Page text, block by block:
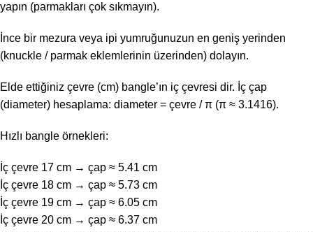
yapın (parmakları çok sıkmayın).
İnce bir mezura veya ipi yumruğunuzun en geniş yerinden
(knuckle / parmak eklemlerinin üzerinden) dolayın.
Elde ettiğiniz çevre (cm) bangle’ın iç çevresi dir. İç çap
(diameter) hesaplama: diameter = çevre / π (π ≈ 3.1416).
Hızlı bangle örnekleri:
İç çevre 17 cm → çap ≈ 5.41 cm
İç çevre 18 cm → çap ≈ 5.73 cm
İç çevre 19 cm → çap ≈ 6.05 cm
İç çevre 20 cm → çap ≈ 6.37 cm